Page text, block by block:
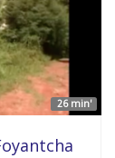
26 min'